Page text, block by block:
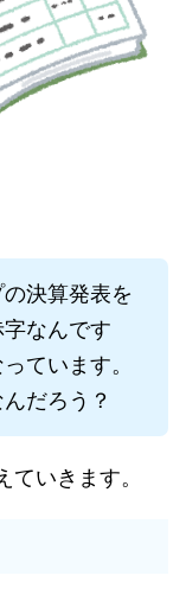
決算発表を
なんです
ています。
だろう？
いきます。